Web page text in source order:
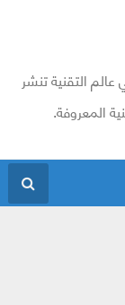
التقنية تنشر
المعروفة.